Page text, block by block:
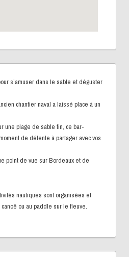
s’amuser dans le sable et déguster
chantier naval a laissé place à un
une plage de sable fin, ce bar-
de détente à partager avec vos
point de vue sur Bordeaux et de
nautiques sont organisées et
ou au paddle sur le fleuve.